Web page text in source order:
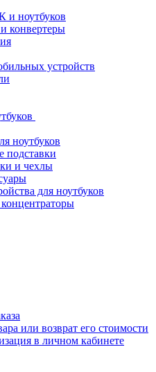
и ноутбуков
конвертеры
устройств
ноутбуков
и чехлы
для ноутбуков
или возврат его стоимости
в личном кабинете